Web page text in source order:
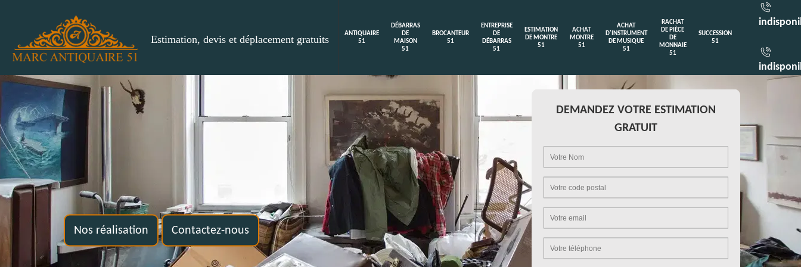
Estimation, devis et déplacement gratuits
ANTIQUAIRE
51
DÉBARRAS
DE
MAISON
51
BROCANTEUR
51
ENTREPRISE
DE
DÉBARRAS
51
ESTIMATION
DE MONTRE
51
ACHAT
MONTRE
51
ACHAT
D'INSTRUMENT
DE MUSIQUE
51
RACHAT
DE PIÈCE
DE
MONNAIE
51
SUCCESSION
51
Nos réalisation Contactez-nous
DEMANDEZ VOTRE ESTIMATION
GRATUIT